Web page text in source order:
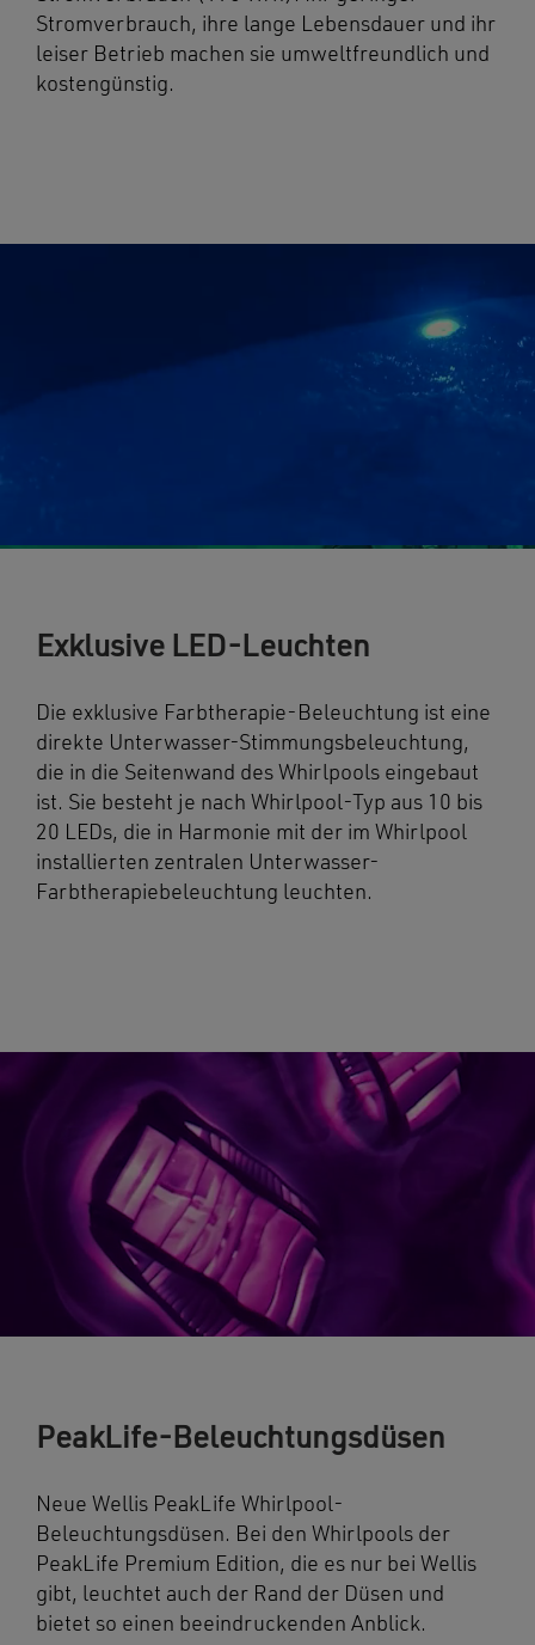
Stromverbrauch, ihre lange Lebensdauer und ihr
leiser Betrieb machen sie umweltfreundlich und
kostengünstig.
Exklusive LED-Leuchten
Die exklusive Farbtherapie-Beleuchtung ist eine
direkte Unterwasser-Stimmungsbeleuchtung,
die in die Seitenwand des Whirlpools eingebaut
ist. Sie besteht je nach Whirlpool-Typ aus 10 bis
20 LEDs, die in Harmonie mit der im Whirlpool
installierten zentralen Unterwasser-
Farbtherapiebeleuchtung leuchten.
PeakLife-Beleuchtungsdüsen
Neue Wellis PeakLife Whirlpool-
Beleuchtungsdüsen. Bei den Whirlpools der
PeakLife Premium Edition, die es nur bei Wellis
gibt, leuchtet auch der Rand der Düsen und
bietet so einen beeindruckenden Anblick.